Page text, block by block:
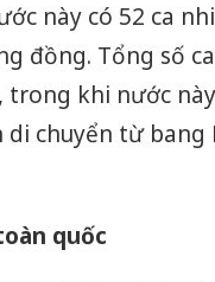
này có 52 ca
đồng. Tổng số
trong khi nước
chuyển từ bang
quốc